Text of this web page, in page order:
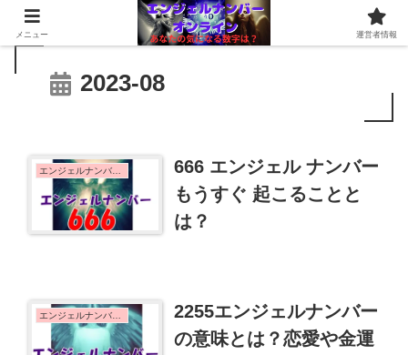
2023-08
エンジェルナンバー 6
666 エンジェル ナンバー
もうすぐ 起こることと
は？
エンジェルナンバー 2
2255エンジェルナンバー
の意味とは？恋愛や金運
メニュー 運営者情報